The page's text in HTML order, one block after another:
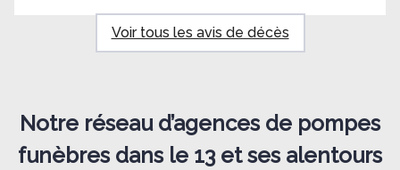
Voir tous les avis de décès
Notre réseau d’agences de pompes
funèbres dans le 13 et ses alentours